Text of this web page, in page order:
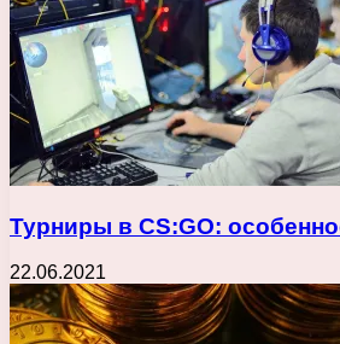
Турниры в CS:GO:
22.06.2021